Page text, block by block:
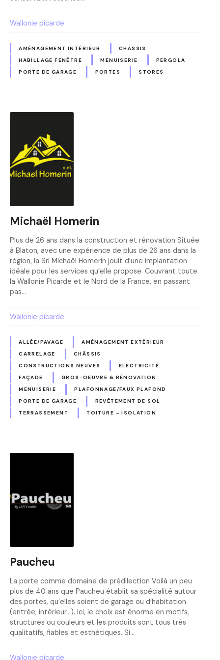
Wallonie picarde
AMÉNAGEMENT INTÉRIEUR
CHÂSSIS
HABILLAGE FENÊTRE
MENUISERIE
PERGOLA
PORTE DE GARAGE
PORTES STORES
Michaël Homerin
Plus de 26 ans dans la construction et rénovation Située
à Blaton, avec une expérience de plus de 26 ans dans la
région, la Srl Michaël Homerin jouit d’une implantation
idéale pour les services qu’elle propose. Couvrant toute
la Wallonie Picarde et le Nord de la France, en passant
pas…
Wallonie picarde
ALLÉE/PAVAGE
AMÉNAGEMENT EXTÉRIEUR
CARRELAGE
CHÂSSIS
CONSTRUCTIONS NEUVES
ELECTRICITÉ
FAÇADE
GROS-OEUVRE & RÉNOVATION
MENUISERIE
PLAFONNAGE/FAUX PLAFOND
PORTE DE GARAGE
REVÊTEMENT DE SOL
TERRASSEMENT
TOITURE – ISOLATION
Paucheu
La porte comme domaine de prédilection Voilà un peu
plus de 40 ans que Paucheu établit sa spécialité autour
des portes, qu’elles soient de garage ou d’habitation
(entrée, intérieur…). Ici, le choix est énorme en motifs,
structures ou couleurs et les produits sont tous très
qualitatifs, fiables et esthétiques. Si…
Wallonie picarde